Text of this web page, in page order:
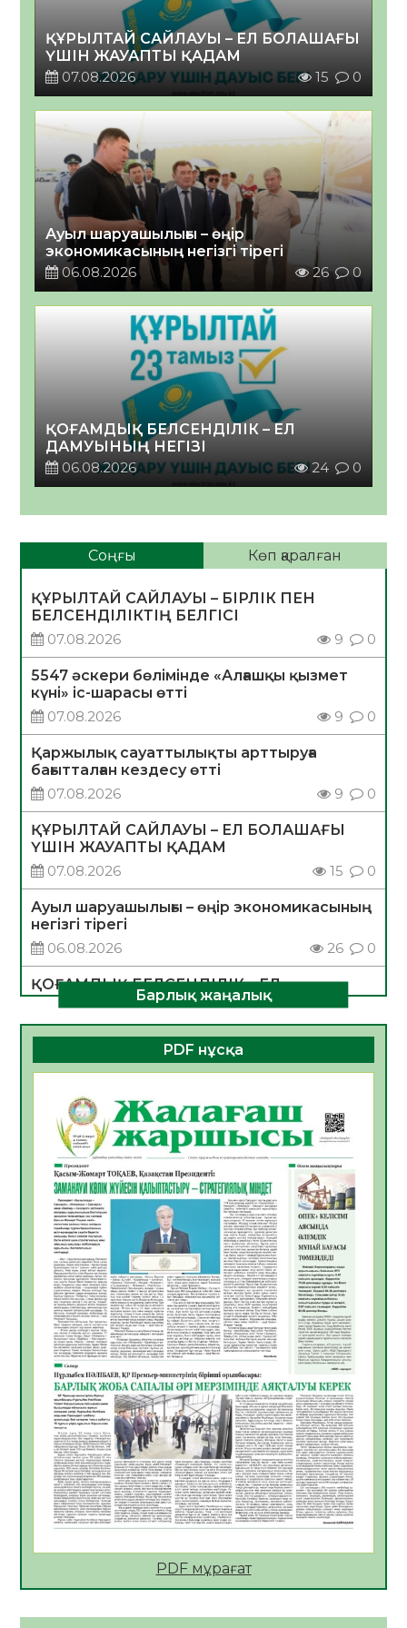
ҚҰРЫЛТАЙ САЙЛАУЫ – ЕЛ БОЛАШАҒЫ
ҮШІН ЖАУАПТЫ ҚАДАМ
07.08.2026
15 0
Ауыл шаруашылығы – өңір
экономикасының негізгі тірегі
06.08.2026
26 0
ҚОҒАМДЫҚ БЕЛСЕНДІЛІК – ЕЛ
ДАМУЫНЫҢ НЕГІЗІ
06.08.2026
24 0
Соңғы Көп қаралған
ҚҰРЫЛТАЙ САЙЛАУЫ – БІРЛІК ПЕН
БЕЛСЕНДІЛІКТІҢ БЕЛГІСІ
07.08.2026
9 0
5547 әскери бөлімінде «Алғашқы қызмет
күні» іс-шарасы өтті
07.08.2026
9 0
Қаржылық сауаттылықты арттыруға
бағытталған кездесу өтті
07.08.2026
9 0
ҚҰРЫЛТАЙ САЙЛАУЫ – ЕЛ БОЛАШАҒЫ
ҮШІН ЖАУАПТЫ ҚАДАМ
07.08.2026
15 0
Ауыл шаруашылығы – өңір экономикасының
негізгі тірегі
06.08.2026
26 0
ҚОҒАМДЫҚ БЕЛСЕНДІЛІК – ЕЛ
ДАМУЫНЫҢ НЕГІЗІ
06.08.2026
24 0
ҚҰРЫЛТАЙ САЙЛАУЫ – БОЛАШАҚҚА
БАСТАР ЖАУАПТЫ ТАҢДАУ
06.08.2026
Инфекциялық ауруларға қарсы иммундау
жұмыстарының тиімділігі
06.08.2026
28
Көкжөтел ауруы туралы
06.08.2026
25
АПВ вакцинасы туралы мәлімет
06.08.2026
26
Open Air: Қызылорда облысы полиция
департаменті 20 мыңнан астам
көрерменнің қауіпсіздігін қамтамасыз етті
06.08.2026
38
ҚЫЗЫЛОРДАДА «САНАЛЫ ҰРПАҚ –
ЖАРҚЫН БОЛАШАҚ» АТТЫ КЕҢЕЙТІЛГЕН
МӘЖІЛІС ӨТТІ
05.08.2026
38
Қазақстан Орталық Азиядағы көшуге ең
азаматтың міндеті
Барлық жаңалық
PDF нұсқа
PDF мұрағат